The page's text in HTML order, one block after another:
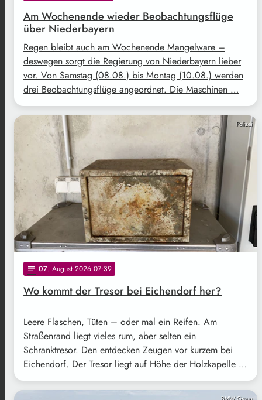
Am Wochenende wieder Beobachtungsflüge
über Niederbayern
Regen bleibt auch am Wochenende Mangelware –
deswegen sorgt die Regierung von Niederbayern lieber
vor. Von Samstag (08.08.) bis Montag (10.08.) werden
drei Beobachtungsflüge angeordnet. Die Maschinen …
Polizei
notes 07. August 2026 07:39
Wo kommt der Tresor bei Eichendorf her?
Leere Flaschen, Tüten – oder mal ein Reifen. Am
Straßenrand liegt vieles rum, aber selten ein
Schranktresor. Den entdecken Zeugen vor kurzem bei
Eichendorf. Der Tresor liegt auf Höhe der Holzkapelle …